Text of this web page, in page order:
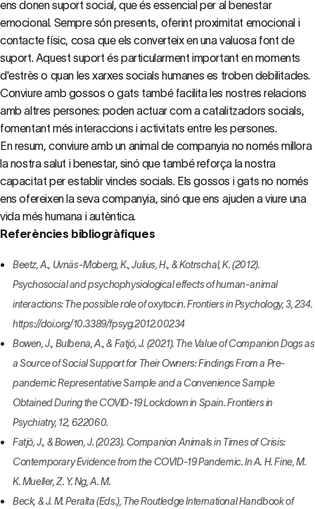
ens donen suport social, que és essencial per al benestar
emocional. Sempre són presents, oferint proximitat emocional i
contacte físic, cosa que els converteix en una valuosa font de
suport. Aquest suport és particularment important en moments
d'estrès o quan les xarxes socials humanes es troben debilitades.
Conviure amb gossos o gats també facilita les nostres relacions
amb altres persones: poden actuar com a catalitzadors socials,
fomentant més interaccions i activitats entre les persones.
En resum, conviure amb un animal de companyia no només millora
la nostra salut i benestar, sinó que també reforça la nostra
capacitat per establir vincles socials. Els gossos i gats no només
ens ofereixen la seva companyia, sinó que ens ajuden a viure una
vida més humana i autèntica.
Referències bibliogràfiques
Beetz, A., Uvnäs-Moberg, K., Julius, H., & Kotrschal, K. (2012).
Psychosocial and psychophysiological effects of human-animal
interactions: The possible role of oxytocin. Frontiers in Psychology, 3, 234.
https://doi.org/10.3389/fpsyg.2012.00234
Bowen, J., Bulbena, A., & Fatjó, J. (2021). The Value of Companion Dogs as
a Source of Social Support for Their Owners: Findings From a Pre-
pandemic Representative Sample and a Convenience Sample
Obtained During the COVID-19 Lockdown in Spain. Frontiers in
Psychiatry, 12, 622060.
Fatjó, J., & Bowen, J. (2023). Companion Animals in Times of Crisis:
Contemporary Evidence from the COVID-19 Pandemic. In A. H. Fine, M.
K. Mueller, Z. Y. Ng, A. M.
Beck, & J. M. Peralta (Eds.), The Routledge International Handbook of